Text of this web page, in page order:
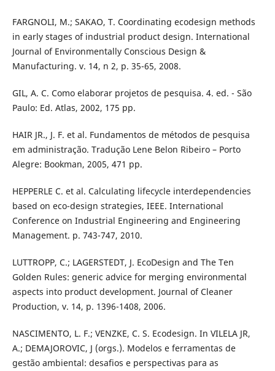
FARGNOLI, M.; SAKAO, T. Coordinating ecodesign methods
in early stages of industrial product design. International
Journal of Environmentally Conscious Design &
Manufacturing. v. 14, n 2, p. 35-65, 2008.
GIL, A. C. Como elaborar projetos de pesquisa. 4. ed. - São
Paulo: Ed. Atlas, 2002, 175 pp.
HAIR JR., J. F. et al. Fundamentos de métodos de pesquisa
em administração. Tradução Lene Belon Ribeiro – Porto
Alegre: Bookman, 2005, 471 pp.
HEPPERLE C. et al. Calculating lifecycle interdependencies
based on eco-design strategies, IEEE. International
Conference on Industrial Engineering and Engineering
Management. p. 743-747, 2010.
LUTTROPP, C.; LAGERSTEDT, J. EcoDesign and The Ten
Golden Rules: generic advice for merging environmental
aspects into product development. Journal of Cleaner
Production, v. 14, p. 1396-1408, 2006.
NASCIMENTO, L. F.; VENZKE, C. S. Ecodesign. In VILELA JR,
A.; DEMAJOROVIC, J (orgs.). Modelos e ferramentas de
gestão ambiental: desafios e perspectivas para as